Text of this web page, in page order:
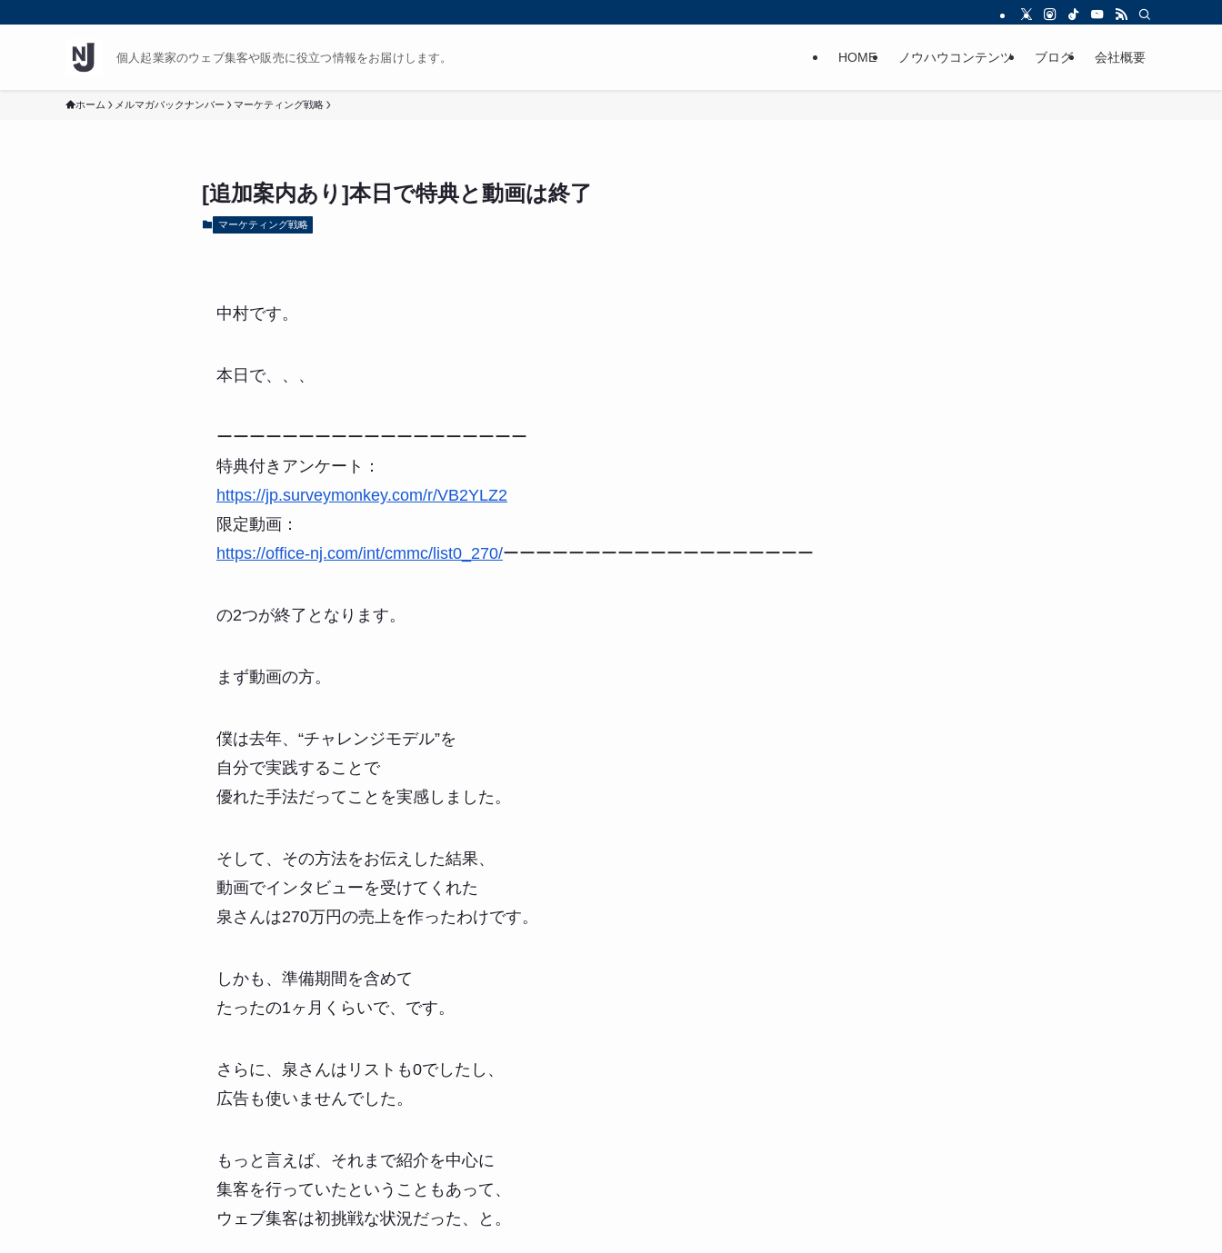
個人起業家のウェブ集客や販売に役立つ情報をお届けします。 HOME ノウハウコンテンツ ブログ 会社概要
ホーム メルマガバックナンバー マーケティング戦略
[追加案内あり]本日で特典と動画は終了
マーケティング戦略
中村です。
本日で、、、
ーーーーーーーーーーーーーーーーーーー
特典付きアンケート：
https://jp.surveymonkey.com/r/VB2YLZ2
限定動画：
https://office-nj.com/int/cmmc/list0_270/ーーーーーーーーーーーーーーーーーーー
の2つが終了となります。
まず動画の方。
僕は去年、“チャレンジモデル”を
自分で実践することで
優れた手法だってことを実感しました。
そして、その方法をお伝えした結果、
動画でインタビューを受けてくれた
泉さんは270万円の売上を作ったわけです。
しかも、準備期間を含めて
たったの1ヶ月くらいで、です。
さらに、泉さんはリストも0でしたし、
広告も使いませんでした。
もっと言えば、それまで紹介を中心に
集客を行っていたということもあって、
ウェブ集客は初挑戦な状況だった、と。